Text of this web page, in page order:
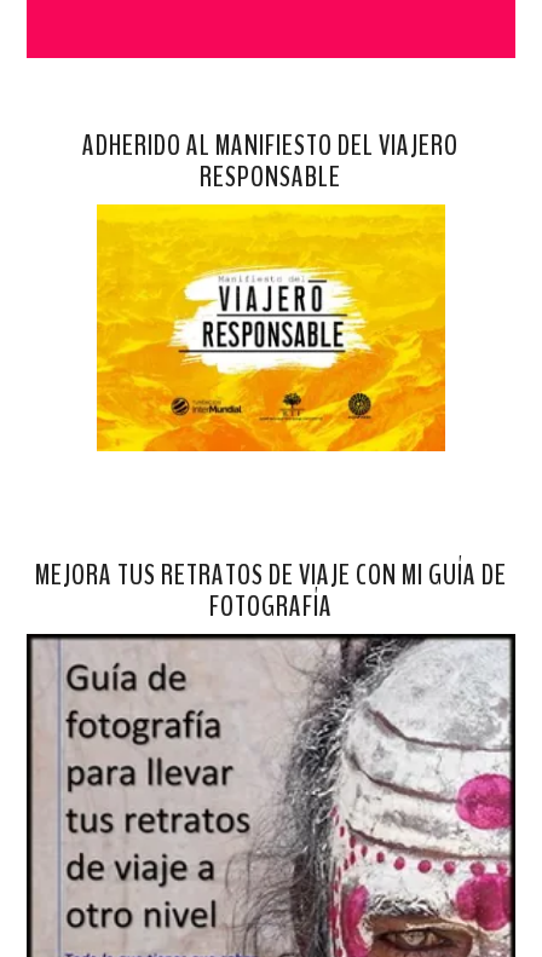
ADHERIDO AL MANIFIESTO DEL VIAJERO
RESPONSABLE
MEJORA TUS RETRATOS DE VIAJE CON MI GUÍA DE
FOTOGRAFÍA